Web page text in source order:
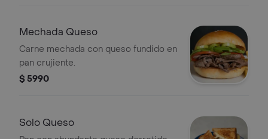
Mechada Queso
Carne mechada con queso fundido en
pan crujiente.
$ 5990
Solo Queso